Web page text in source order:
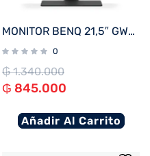
MONITOR BENQ 21,5″ GW2283
0
₲1.340.000
₲ 845.000
Añadir Al Carrito